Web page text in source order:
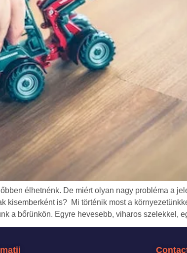
élhetnénk. De miért olyan nagy probléma a
kisemberként is? Mi történik most a
a bőrünkön. Egyre hevesebb, viharos szelekkel,